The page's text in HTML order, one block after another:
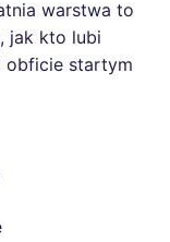
warstwa to
jak kto lubi
obficie startym